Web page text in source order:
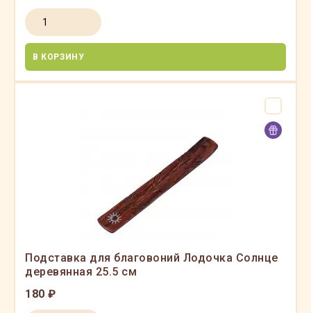
В КОРЗИНУ
Подставка для благовоний Лодочка Солнце
деревянная 25.5 см
180 ₽